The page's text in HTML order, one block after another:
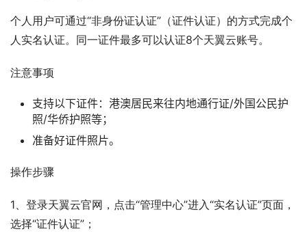
个人用户可通过“非身份证认证”（证件认证）的方式完成个
人实名认证。同一证件最多可以认证8个天翼云账号。
注意事项
支持以下证件：港澳居民来往内地通行证/外国公民护
照/华侨护照等；
准备好证件照片。
操作步骤
1、登录天翼云官网，点击“管理中心”进入“实名认证”页面，
选择“证件认证”；